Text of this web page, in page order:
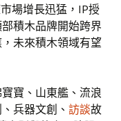
場增長迅猛，IP授
積木品牌開始跨界
未來積木領域有望
寶、山東艦、流浪
兵器文創、 訪談故